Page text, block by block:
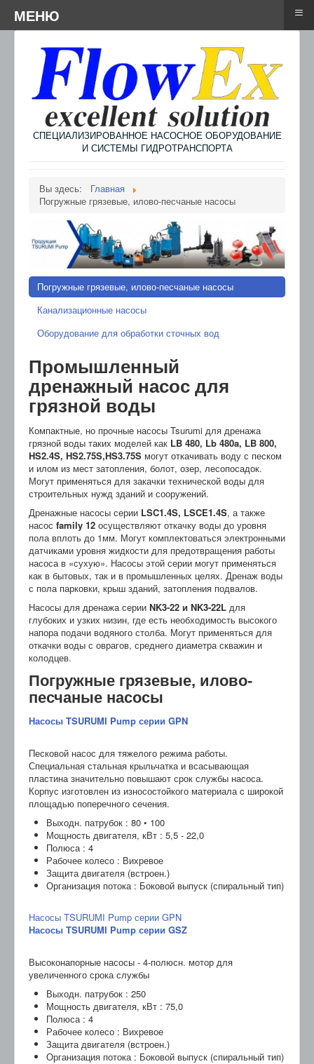
СПЕЦИАЛИЗИРОВАННОЕ НАСОСНОЕ ОБОРУДОВАНИЕ
И СИСТЕМЫ ГИДРОТРАНСПОРТА
Вы здесь:
Главная
Погружные грязевые, илово-песчаные насосы
Погружные грязевые, илово-песчаные насосы
Канализационные насосы
Оборудование для обработки сточных вод
Промышленный
дренажный насос для
грязной воды
Компактные, но прочные насосы Tsurumi для дренажа
грязной воды таких моделей как LB 480, Lb 480a, LB 800,
HS2.4S, HS2.75S,HS3.75S могут откачивать воду с песком
и илом из мест затопления, болот, озер, лесопосадок.
Могут применяться для закачки технической воды для
строительных нужд зданий и сооружений.
Дренажные насосы серии LSC1.4S, LSCE1.4S, а также
насос family 12 осуществляют откачку воды до уровня
пола вплоть до 1мм. Могут комплектоваться электронными
датчиками уровня жидкости для предотвращения работы
насоса в «сухую». Насосы этой серии могут применяться
как в бытовых, так и в промышленных целях. Дренаж воды
с пола парковки, крыш зданий, затопления подвалов.
Насосы для дренажа серии NK3-22 и NK3-22L для
глубоких и узких низин, где есть необходимость высокого
напора подачи водяного столба. Могут применяться для
откачки воды с оврагов, среднего диаметра скважин и
колодцев.
Погружные грязевые, илово-
песчаные насосы
Насосы TSURUMI Pump серии GPN
Песковой насос для тяжелого режима работы.
Специальная стальная крыльчатка и всасывающая
пластина значительно повышают срок службы насоса.
Корпус изготовлен из износостойкого материала c широкой
площадью поперечного сечения.
Выходн. патрубок : 80 • 100
Мощность двигателя, кВт : 5,5 - 22,0
Полюса : 4
Рабочее колесо : Вихревое
Защита двигателя (встроен.)
Организация потока : Боковой выпуск (спиральный тип)
Насосы TSURUMI Pump серии GPN
Насосы TSURUMI Pump серии GSZ
Высоконапорные насосы - 4-полюсн. мотор для
увеличенного срока службы
Выходн. патрубок : 250
Мощность двигателя, кВт : 75,0
Полюса : 4
Рабочее колесо : Вихревое
Защита двигателя (встроен.)
Организация потока : Боковой выпуск (спиральный тип)
Menu ≡
МЕНЮ ≡